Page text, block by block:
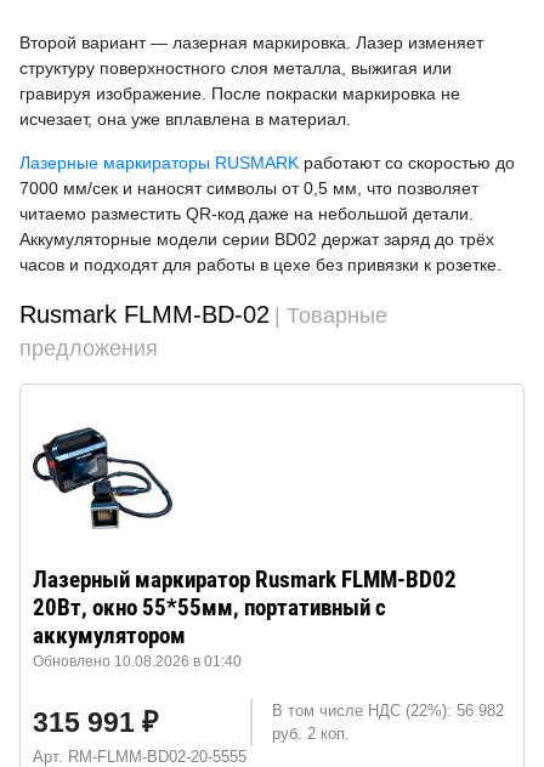
Второй вариант — лазерная маркировка. Лазер изменяет
структуру поверхностного слоя металла, выжигая или
гравируя изображение. После покраски маркировка не
исчезает, она уже вплавлена в материал.
Лазерные маркираторы RUSMARK работают со скоростью до
7000 мм/сек и наносят символы от 0,5 мм, что позволяет
читаемо разместить QR-код даже на небольшой детали.
Аккумуляторные модели серии BD02 держат заряд до трёх
часов и подходят для работы в цехе без привязки к розетке.
Rusmark FLMM-BD-02 | Товарные
предложения
Арт. RM-FLMM-BD02-20-5555
Лазерный маркиратор Rusmark FLMM-BD02
20Вт, окно 55*55мм, портативный с
аккумулятором
Обновлено 10.08.2026 в 01:40
315 991 ₽
В том числе НДС (22%): 56 982
руб. 2 коп.